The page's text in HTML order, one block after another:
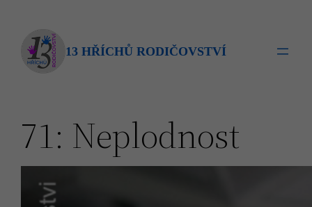
obsah
13 HŘÍCHŮ RODIČOVSTVÍ
71: Neplodnost